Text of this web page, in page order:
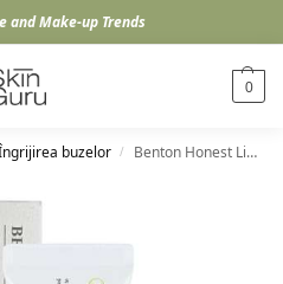
and Make-up Trends
0
buzelor / Benton Honest Lip Balm, 10ml